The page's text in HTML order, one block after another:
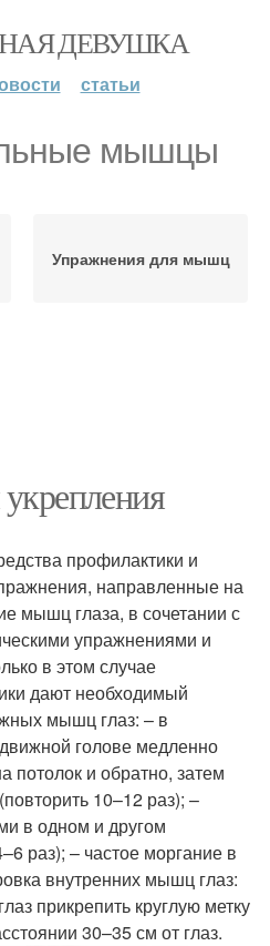
ДЕВУШКА
статьи
мышцы
Упражнения для мышц
профилактики и
направленные на
мышц глаза, в сочетании с
упражнениями и
в этом случае
дают необходимый
мышц глаз: – в
голове медленно
потолок и обратно, затем
10–12 раз); –
в одном и другом
раз); – частое моргание в
внутренних мышц глаз:
прикрепить круглую метку
30–35 см от глаз.